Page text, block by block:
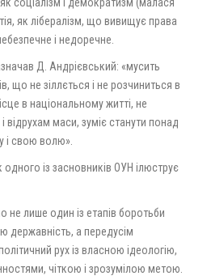
як лібералізм, що вивищує права
і недоречне.
Д. Андрієвський: «мусить
що не зіллється і не розчиниться в
в національному житті, не
відрухам маси, зуміє станути понад
і свою волю».
із засновників ОУН ілюструє
лише один із етапів боротьби
державність, а передусім
рух із власною ідеологію,
чіткою і зрозумілою метою.